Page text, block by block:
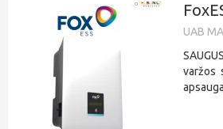
UAB
varžos